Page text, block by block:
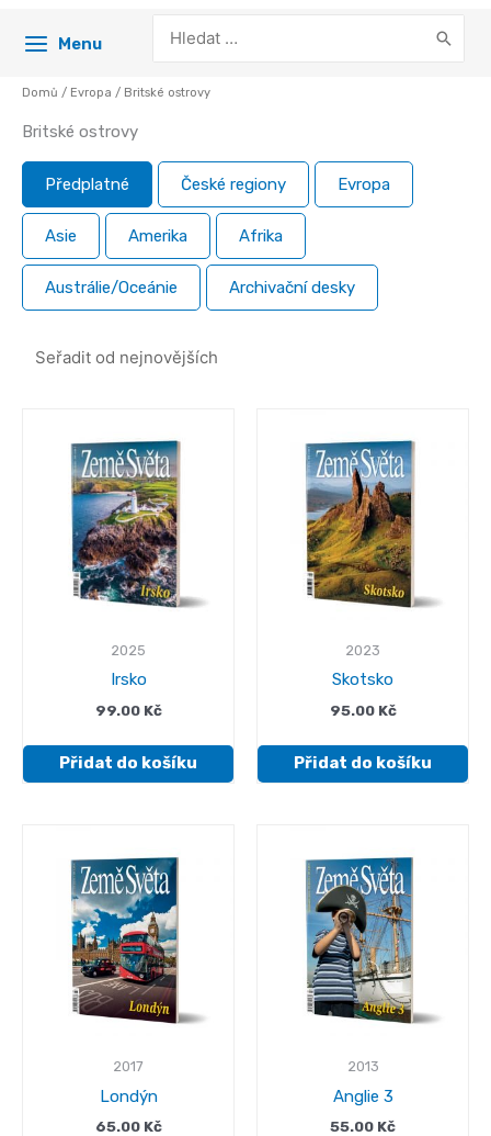
Menu
for:
Domů / Evropa / Britské ostrovy
Britské ostrovy
Předplatné České regiony Evropa
Asie Amerika Afrika
Austrálie/Oceánie Archivační desky
2025
Irsko
99.00 Kč
Přidat do košíku
2023
Skotsko
95.00 Kč
Přidat do košíku
2017
Londýn
65.00 Kč
2013
Anglie 3
55.00 Kč